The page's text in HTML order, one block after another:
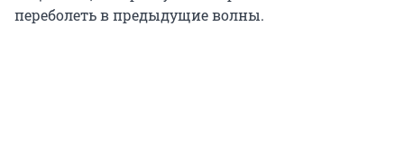
переболеть в предыдущие волны.